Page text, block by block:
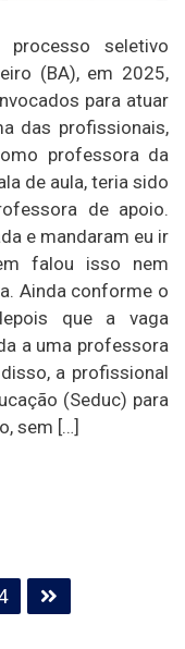
seletivo
(BA), em 2025,
para atuar
das profissionais,
professora da
de aula, teria sido
de apoio.
e mandaram eu ir
falou isso nem
Ainda conforme o
que a vaga
a uma professora
a profissional
(Seduc) para
sem […]